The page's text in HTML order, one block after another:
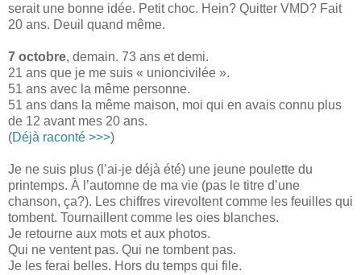
serait une bonne idée. Petit choc. Hein? Quitter VMD? Fait
20 ans. Deuil quand même.
7 octobre, demain. 73 ans et demi.
21 ans que je me suis « unioncivilée ».
51 ans avec la même personne.
51 ans dans la même maison, moi qui en avais connu plus
de 12 avant mes 20 ans.
(Déjà raconté >>>)
Je ne suis plus (l’ai-je déjà été) une jeune poulette du
printemps. À l’automne de ma vie (pas le titre d’une
chanson, ça?). Les chiffres virevoltent comme les feuilles qui
tombent. Tournaillent comme les oies blanches.
Je retourne aux mots et aux photos.
Qui ne ventent pas. Qui ne tombent pas.
Je les ferai belles. Hors du temps qui file.